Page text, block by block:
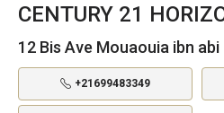
CENTURY 21
12 Bis Ave Mouaouia ibn
+21699483349